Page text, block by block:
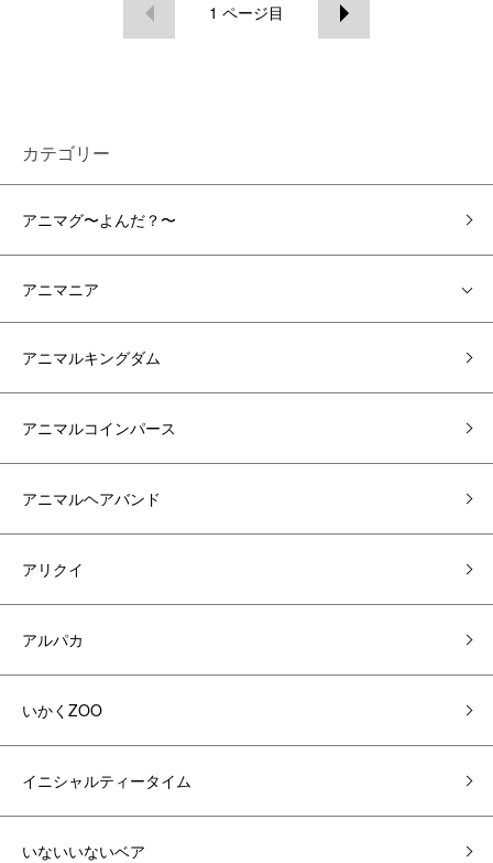
1 ページ目
カテゴリー
アニマグ〜よんだ？〜
アニマニア
アニマルキングダム
アニマルコインパース
アニマルヘアバンド
アリクイ
アルパカ
いかくZOO
イニシャルティータイム
いないいないベア